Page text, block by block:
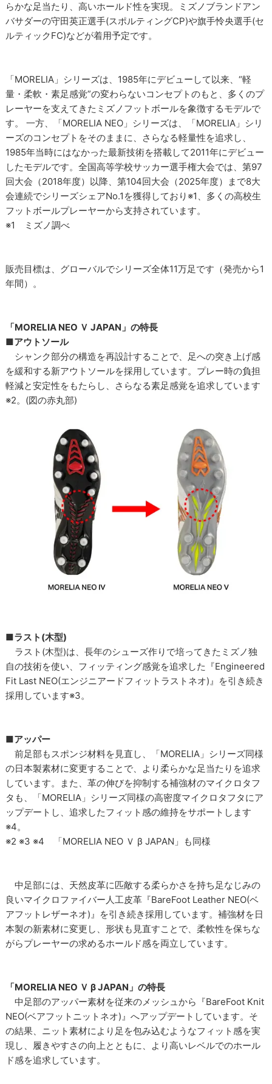
らかな足当たり、高いホールド性を実現。ミズノブランドアン
バサダーの守田英正選手(スポルティングCP)や旗手怜央選手(セ
ルティックFC)などが着用予定です。
「MORELIA」シリーズは、1985年にデビューして以来、“軽
量・柔軟・素足感覚”の変わらないコンセプトのもと、多くのプ
レーヤーを支えてきたミズノフットボールを象徴するモデルで
す。 一方、「MORELIA NEO」シリーズは、「MORELIA」シリ
ーズのコンセプトをそのままに、さらなる軽量性を追求し、
1985年当時にはなかった最新技術を搭載して2011年にデビュー
したモデルです。全国高等学校サッカー選手権大会では、第97
回大会（2018年度）以降、第104回大会（2025年度）まで8大
会連続でシリーズシェアNo.1を獲得しており※1、多くの高校生
フットボールプレーヤーから支持されています。
※1 ミズノ調べ
販売目標は、グローバルでシリーズ全体11万足です（発売から1
年間）。
「MORELIA NEO Ｖ JAPAN」の特長
■アウトソール
シャンク部分の構造を再設計することで、足への突き上げ感
を緩和する新アウトソールを採用しています。プレー時の負担
軽減と安定性をもたらし、さらなる素足感覚を追求しています
※2。(図の赤丸部)
■ラスト(木型)
ラスト(木型)は、長年のシューズ作りで培ってきたミズノ独
自の技術を使い、フィッティング感覚を追求した『Engineered
Fit Last NEO(エンジニアードフィットラストネオ)』を引き続き
採用しています※3。
■アッパー
前足部もスポンジ材料を見直し、「MORELIA」シリーズ同様
の日本製素材に変更することで、より柔らかな足当たりを追求
しています。また、革の伸びを抑制する補強材のマイクロタフ
タも、「MORELIA」シリーズ同様の高密度マイクロタフタにア
ップデートし、追求したフィット感の維持をサポートします
※4。
※2 ※3 ※4 「MORELIA NEO Ｖ β JAPAN」も同様
中足部には、天然皮革に匹敵する柔らかさを持ち足なじみの
良いマイクロファイバー人工皮革『BareFoot Leather NEO(ベ
アフットレザーネオ)』を引き続き採用しています。補強材を日
本製の新素材に変更し、形状も見直すことで、柔軟性を保ちな
がらプレーヤーの求めるホールド感を両立しています。
「MORELIA NEO Ｖ β JAPAN」の特長
中足部のアッパー素材を従来のメッシュから『BareFoot Knit
NEO(ベアフットニットネオ)』へアップデートしています。そ
の結果、ニット素材により足を包み込むようなフィット感を実
現し、履きやすさの向上とともに、より高いレベルでのホール
ド感を追求しています。